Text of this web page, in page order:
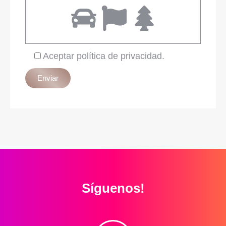
Aceptar política de privacidad.
Síguenos!